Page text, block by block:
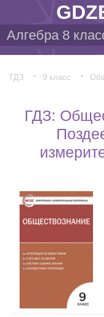
ГДЗ 9 класс
ГДЗ: